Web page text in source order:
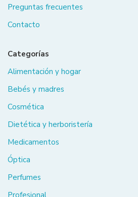
Preguntas frecuentes
Contacto
Categorías
Alimentación y hogar
Bebés y madres
Cosmética
Dietética y herboristería
Medicamentos
Óptica
Perfumes